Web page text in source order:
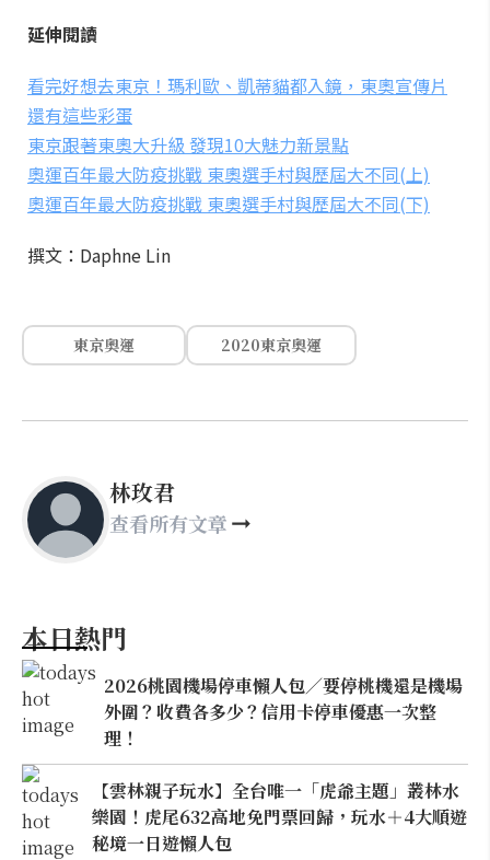
延伸閱讀
看完好想去東京！瑪利歐、凱蒂貓都入鏡，東奧宣傳片
還有這些彩蛋
東京跟著東奧大升級 發現10大魅力新景點
奧運百年最大防疫挑戰 東奧選手村與歷屆大不同(上)
奧運百年最大防疫挑戰 東奧選手村與歷屆大不同(下)
撰文：Daphne Lin
東京奧運 2020東京奧運
林玫君
查看所有文章
本日熱門
2026桃園機場停車懶人包／要停桃機還是機場
外圍？收費各多少？信用卡停車優惠一次整
理！
【雲林親子玩水】全台唯一「虎爺主題」叢林水
樂園！虎尾632高地免門票回歸，玩水＋4大順遊
秘境一日遊懶人包